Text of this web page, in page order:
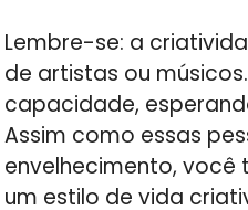
Lembre-se: a
de artistas ou
capacidade,
Assim como essas
envelhecimento,
um estilo de vida